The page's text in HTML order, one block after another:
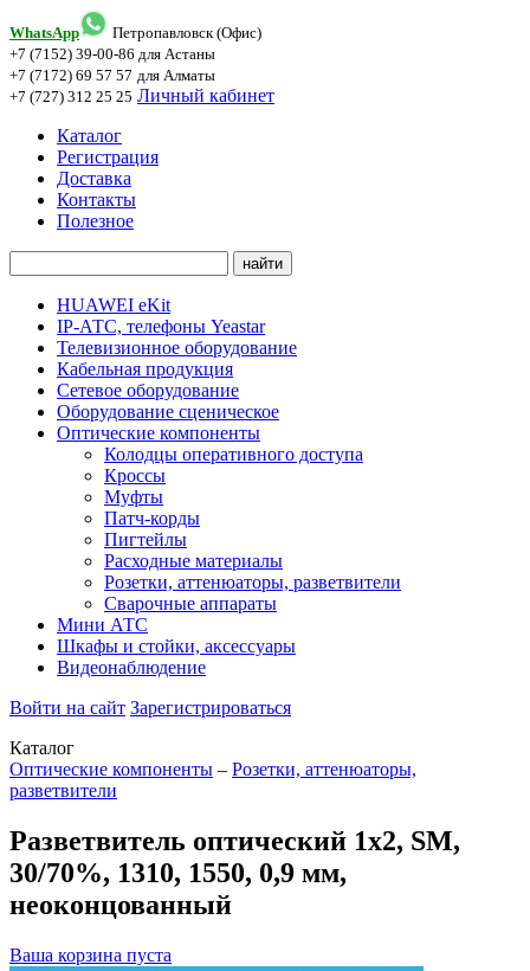
WhatsApp
Петропавловск (Офис)
+7 (7152) 39-00-86 для Астаны
+7 (7172) 69 57 57 для Алматы
+7 (727) 312 25 25 Личный кабинет
Каталог
Регистрация
Доставка
Контакты
Полезное
HUAWEI eKit
IP-АТС, телефоны Yeastar
Телевизионное оборудование
Кабельная продукция
Сетевое оборудование
Оборудование сценическое
Оптические компоненты
Колодцы оперативного доступа
Кроссы
Муфты
Патч-корды
Пигтейлы
Расходные материалы
Розетки, аттенюаторы, разветвители
Сварочные аппараты
Мини АТС
Шкафы и стойки, аксессуары
Видеонаблюдение
Войти на сайт Зарегистрироваться
Каталог
Оптические компоненты – Розетки, аттенюаторы,
разветвители
Разветвитель оптический 1х2, SM,
30/70%, 1310, 1550, 0,9 мм,
неоконцованный
Ваша корзина пуста